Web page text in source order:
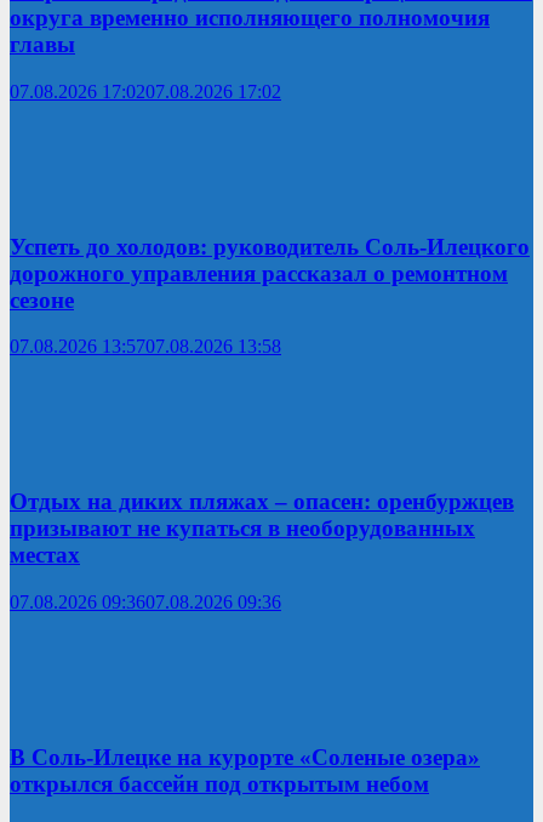
округа временно исполняющего полномочия
главы
07.08.2026 17:0207.08.2026 17:02
Успеть до холодов: руководитель Соль-Илецкого
дорожного управления рассказал о ремонтном
сезоне
07.08.2026 13:5707.08.2026 13:58
Отдых на диких пляжах – опасен: оренбуржцев
призывают не купаться в необорудованных
местах
07.08.2026 09:3607.08.2026 09:36
В Соль-Илецке на курорте «Соленые озера»
открылся бассейн под открытым небом